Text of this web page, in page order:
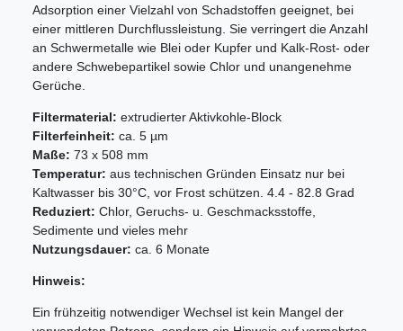
Adsorption einer Vielzahl von Schadstoffen geeignet, bei
einer mittleren Durchflussleistung. Sie verringert die Anzahl
an Schwermetalle wie Blei oder Kupfer und Kalk-Rost- oder
andere Schwebepartikel sowie Chlor und unangenehme
Gerüche.
Filtermaterial: extrudierter Aktivkohle-Block
Filterfeinheit: ca. 5 µm
Maße: 73 x 508 mm
Temperatur: aus technischen Gründen Einsatz nur bei
Kaltwasser bis 30°C, vor Frost schützen. 4.4 - 82.8 Grad
Reduziert: Chlor, Geruchs- u. Geschmacksstoffe,
Sedimente und vieles mehr
Nutzungsdauer: ca. 6 Monate
Hinweis:
Ein frühzeitig notwendiger Wechsel ist kein Mangel der